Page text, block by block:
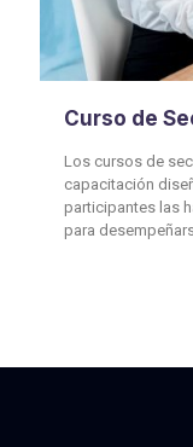
Curso de
Los cursos de
capacitación
participantes las
para